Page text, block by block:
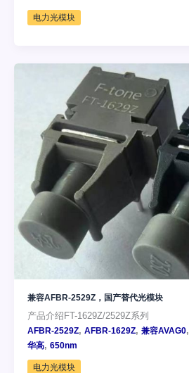
电力光模块
兼容AFBR-2529Z，国产替代光模块
产品介绍FT-1629Z/2529Z系列
AFBR-2529Z, AFBR-1629Z, 兼容AVAG0,
华高, 650nm
电力光模块